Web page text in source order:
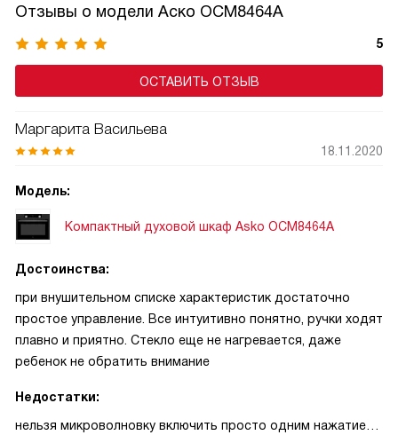
Отзывы о модели Аско OCM8464A
5
ОСТАВИТЬ ОТЗЫВ
Маргарита Васильева
18.11.2020
Модель:
Компактный духовой шкаф Asko OCM8464A
Достоинства:
при внушительном списке характеристик достаточно
простое управление. Все интуитивно понятно, ручки ходят
плавно и приятно. Стекло еще не нагревается, даже
ребенок не обратить внимание
Недостатки:
нельзя микроволновку включить просто одним нажатием,